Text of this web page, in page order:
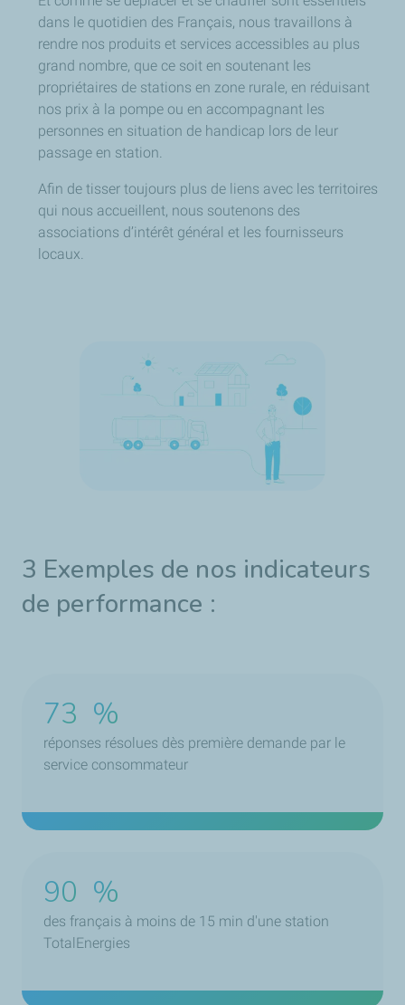
dans le quotidien des Français, nous travaillons à
rendre nos produits et services accessibles au plus
grand nombre, que ce soit en soutenant les
propriétaires de stations en zone rurale, en réduisant
nos prix à la pompe ou en accompagnant les
personnes en situation de handicap lors de leur
passage en station.
Afin de tisser toujours plus de liens avec les territoires
qui nous accueillent, nous soutenons des
associations d’intérêt général et les fournisseurs
locaux.
3 Exemples de nos indicateurs
de performance :
73 %
réponses résolues dès première demande par le
service consommateur
90 %
des français à moins de 15 min d'une station
TotalEnergies